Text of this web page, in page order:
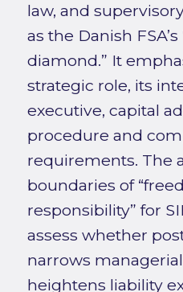
law, and
as the Danish
diamond.” It
strategic role, its
executive, capital
procedure and
requirements. The
boundaries of
responsibility” for
assess whether
narrows
heightens liability